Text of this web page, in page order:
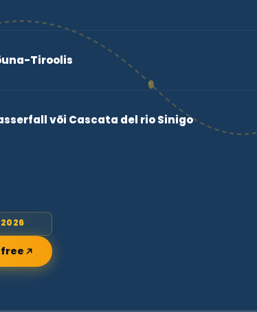
Tiroolis
või Cascata del rio Sinigo